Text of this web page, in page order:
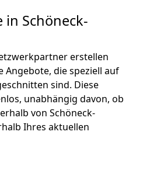
in Schöneck-
erstellen
Angebote, die speziell auf
sind. Diese
unabhängig davon, ob
von Schöneck-
Ihres aktuellen